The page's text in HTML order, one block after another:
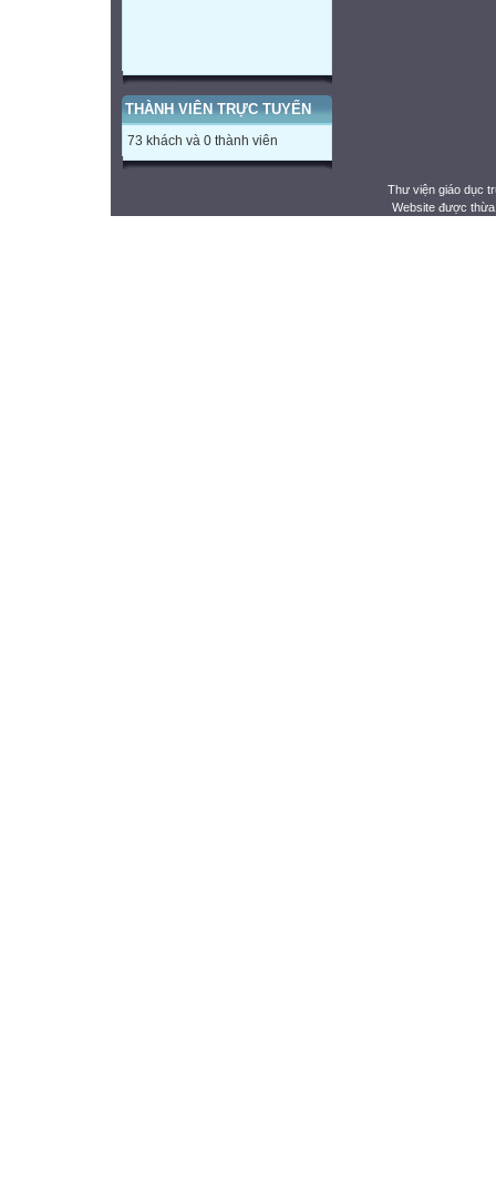
THÀNH VIÊN TRỰC TUYẾN
73 khách và 0 thành viên
Thư viện giáo dục
Website được